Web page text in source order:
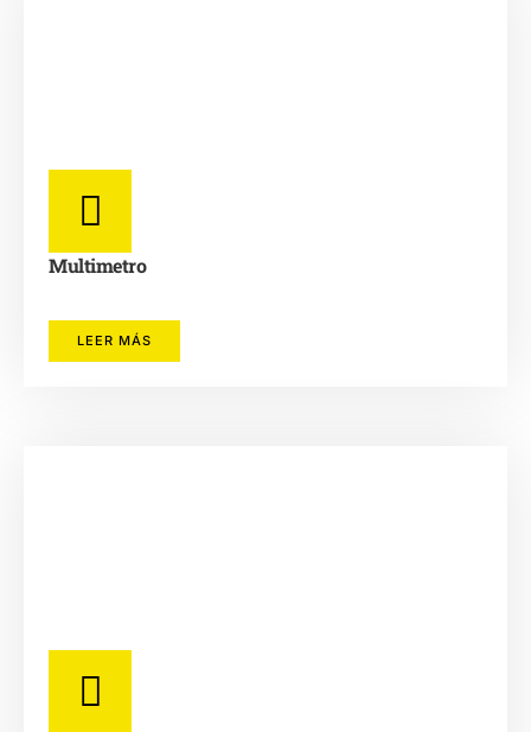
Multimetro
LEER MÁS